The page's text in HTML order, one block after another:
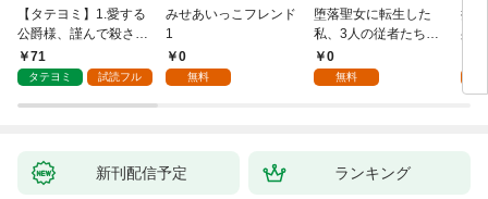
【タテヨミ】1.愛する
公爵様、謹んで殺させ
ていただきます！
71
タテヨミ 試読フル
みせあいっこフレンド
1
0
無料
堕落聖女に転生した
私、3人の従者たちに
抱かれて困ってます 第
1話
0
無料
授
身
新刊配信予定 ランキング